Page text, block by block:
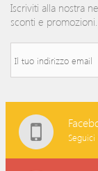
Iscriviti alla nostra
sconti e promozioni.
Seguici